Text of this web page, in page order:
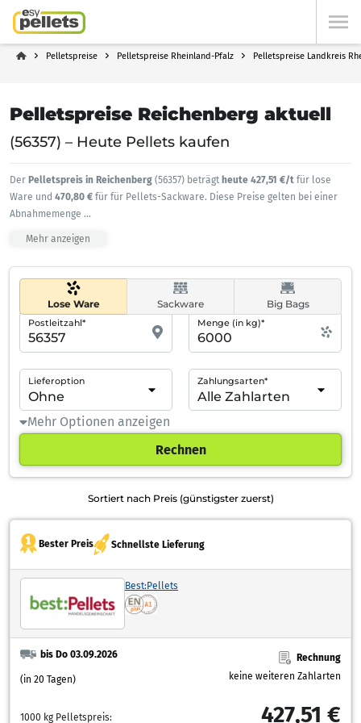
Pelletspreise Pelletspreise Rheinland-Pfalz Pelletspreise Landkreis
Pelletspreise Reichenberg aktuell
(56357) – Heute Pellets kaufen
Der Pelletspreis in Reichenberg (56357) beträgt heute 427,51 €/t für lose
Ware und 470,80 € für für Pellets-Sackware. Diese Preise gelten bei einer
Abnahmemenge ...
Mehr anzeigen
Lose Ware Sackware Big Bags
Postleitzahl* Menge (in kg)*
Lieferoption Zahlungsarten*
Mehr Optionen anzeigen
Rechnen
Sortiert nach Preis (günstigster zuerst)
Bester Preis Schnellste Lieferung
Best:Pellets
bis Do 03.09.2026
(in 20 Tagen)
Rechnung
keine weiteren Zahlarten
1000 kg Pelletspreis: 427,51 €